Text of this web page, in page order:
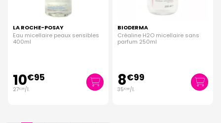
LA ROCHE-POSAY
Eau micellaire peaux sensibles
400ml
10€95
27€38/l.
BIODERMA
Créaline H2O micellaire sans
parfum 250ml
8€99
35€96/l.